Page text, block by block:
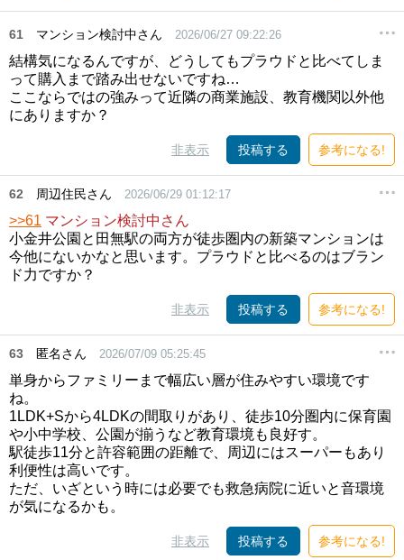
61 マンション検討中さん 2026/06/27 09:22:26
結構気になるんですが、どうしてもプラウドと比べてしま
って購入まで踏み出せないですね…
ここならではの強みって近隣の商業施設、教育機関以外他
にありますか？
非表示 投稿する 参考になる!
62 周辺住民さん 2026/06/29 01:12:17
>>61 マンション検討中さん
小金井公園と田無駅の両方が徒歩圏内の新築マンションは
今他にないかなと思います。プラウドと比べるのはブラン
ド力ですか？
非表示 投稿する 参考になる!
63 匿名さん 2026/07/09 05:25:45
単身からファミリーまで幅広い層が住みやすい環境です
ね。
1LDK+Sから4LDKの間取りがあり、徒歩10分圏内に保育園
や小中学校、公園が揃うなど教育環境も良好す。
駅徒歩11分と許容範囲の距離で、周辺にはスーパーもあり
利便性は高いです。
ただ、いざという時には必要でも救急病院に近いと音環境
が気になるかも。
非表示 投稿する 参考になる!